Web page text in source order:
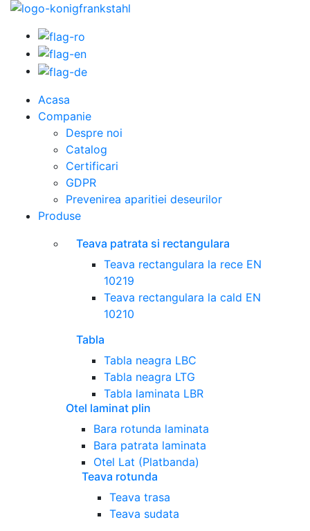
Acasa
Companie
Despre noi
Catalog
Certificari
GDPR
Prevenirea aparitiei deseurilor
Produse
Teava patrata si rectangulara
Teava rectangulara la rece EN
10219
Teava rectangulara la cald EN
10210
Tabla
Tabla neagra LBC
Tabla neagra LTG
Tabla laminata LBR
Otel laminat plin
Bara rotunda laminata
Bara patrata laminata
Otel Lat (Platbanda)
Teava rotunda
Teava trasa
Teava sudata